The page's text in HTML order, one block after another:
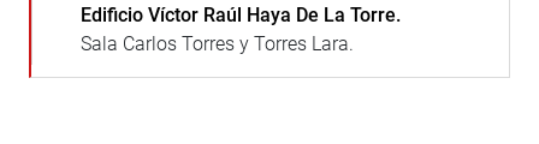
Edificio Víctor Raúl Haya De La Torre.
Sala Carlos Torres y Torres Lara.